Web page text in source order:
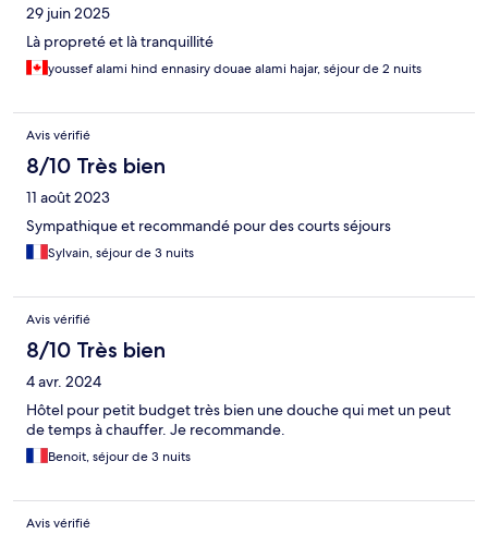
29 juin 2025
Là propreté et là tranquillité
youssef alami hind ennasiry douae alami hajar, séjour de 2 nuits
Avis vérifié
8/10 Très bien
11 août 2023
Sympathique et recommandé pour des courts séjours
Sylvain, séjour de 3 nuits
Avis vérifié
8/10 Très bien
4 avr. 2024
Hôtel pour petit budget très bien une douche qui met un peut
de temps à chauffer. Je recommande.
Benoit, séjour de 3 nuits
Avis vérifié